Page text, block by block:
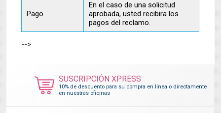
Pago
En el caso de una solicitud
aprobada, usted recibira los
pagos del reclamo.
-->
SUSCRIPCIÓN XPRESS
10% de descuento para su compra en línea o directamente
en nuestras oficinas